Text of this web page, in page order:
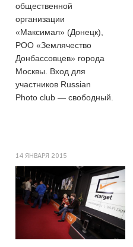
общественной
организации
«Максимал» (Донецк),
РОО «Землячество
Донбассовцев» города
Москвы. Вход для
участников Russian
Photo club — свободный.
14 ЯНВАРЯ 2015